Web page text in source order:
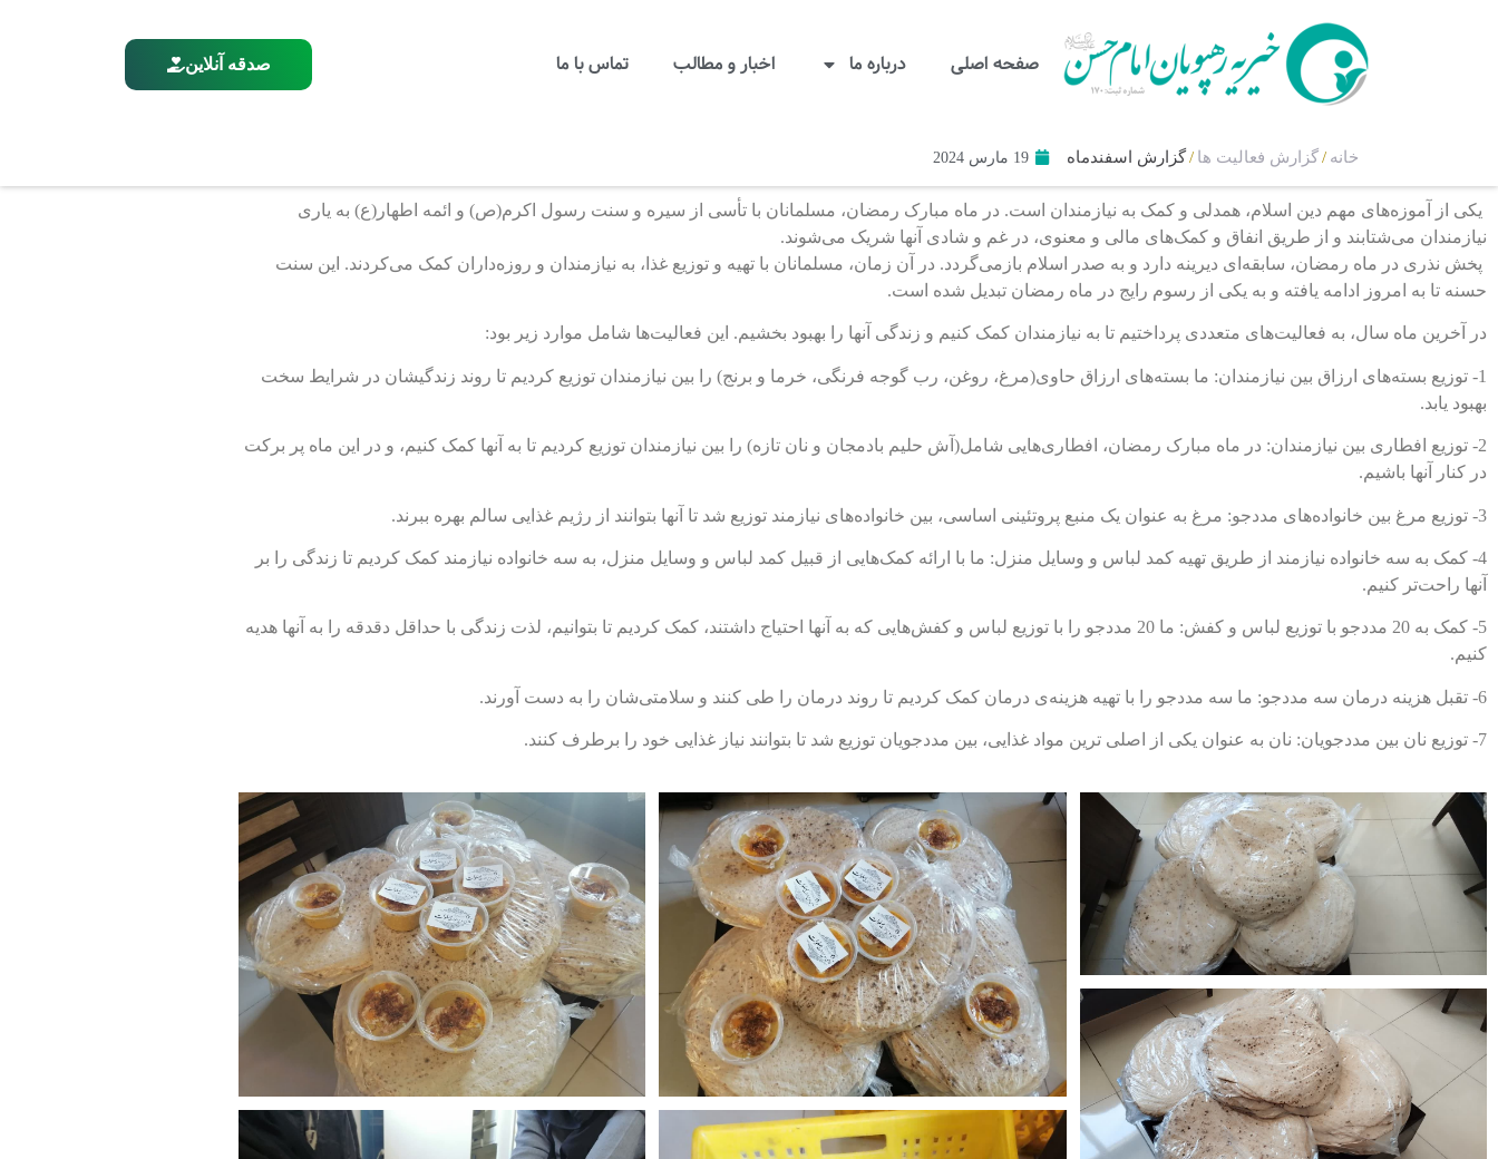
صفحه اصلی درباره ما اخبار و مطالب تماس با ما صدقه آنلاین
خانه /گزارش فعالیت ها /گزارش اسفندماه 19 مارس 2024
یکی از آموزه‌های مهم دین اسلام، همدلی و کمک به نیازمندان است. در ماه مبارک رمضان، مسلمانان با تأسی از سیره و سنت رسول اکرم(ص) و ائمه اطهار(ع) به یاری
نیازمندان می‌شتابند و از طریق انفاق و کمک‌های مالی و معنوی، در غم و شادی آنها شریک می‌شوند.
پخش نذری در ماه رمضان، سابقه‌ای دیرینه دارد و به صدر اسلام بازمی‌گردد. در آن زمان، مسلمانان با تهیه و توزیع غذا، به نیازمندان و روزه‌داران کمک می‌کردند. این سنت
حسنه تا به امروز ادامه یافته و به یکی از رسوم رایج در ماه رمضان تبدیل شده است.
در آخرین ماه سال، به فعالیت‌های متعددی پرداختیم تا به نیازمندان کمک کنیم و زندگی آنها را بهبود بخشیم. این فعالیت‌ها شامل موارد زیر بود:
1- توزیع بسته‌های ارزاق بین نیازمندان: ما بسته‌های ارزاق حاوی(مرغ، روغن، رب گوجه فرنگی، خرما و برنج) را بین نیازمندان توزیع کردیم تا روند زندگیشان در شرایط سخت
بهبود یابد.
2- توزیع افطاری بین نیازمندان: در ماه مبارک رمضان، افطاری‌هایی شامل(آش حلیم بادمجان و نان تازه) را بین نیازمندان توزیع کردیم تا به آنها کمک کنیم، و در این ماه پر برکت
در کنار آنها باشیم.
3- توزیع مرغ بین خانواده‌های مددجو: مرغ به عنوان یک منبع پروتئینی اساسی، بین خانواده‌های نیازمند توزیع شد تا آنها بتوانند از رژیم غذایی سالم بهره‌ ببرند.
4- کمک به سه خانواده نیازمند از طریق تهیه کمد لباس و وسایل منزل: ما با ارائه کمک‌هایی از قبیل کمد لباس و وسایل منزل، به سه خانواده نیازمند کمک کردیم تا زندگی را بر
آنها راحت‌تر کنیم.
5- کمک به 20 مددجو با توزیع لباس و کفش: ما 20 مددجو را با توزیع لباس و کفش‌هایی که به آنها احتیاج داشتند، کمک کردیم تا بتوانیم، لذت زندگی با حداقل دقدقه را به آنها هدیه
کنیم.
6- تقبل هزینه درمان سه مددجو: ما سه مددجو را با تهیه هزینه‌ی درمان‌ کمک کردیم تا روند درمان را طی کنند و سلامتی‌شان را به دست آورند.
7- توزیع نان بین مددجویان: نان به عنوان یکی از اصلی ترین مواد غذایی، بین مددجویان توزیع شد تا بتوانند نیاز غذایی خود را برطرف کنند.